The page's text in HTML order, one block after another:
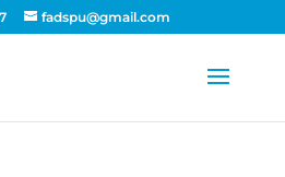
fadspu@gmail.com